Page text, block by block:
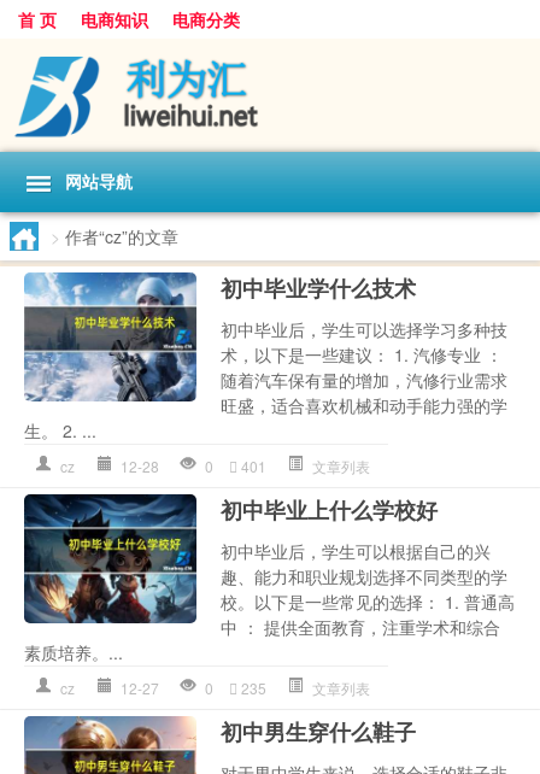
首 页 电商知识 电商分类
网站导航
> 作者“cz”的文章
初中毕业学什么技术
初中毕业后，学生可以选择学习多种技
术，以下是一些建议： 1. 汽修专业 ：
随着汽车保有量的增加，汽修行业需求
旺盛，适合喜欢机械和动手能力强的学
生。 2. ...
cz 12-28 0 401 文章列表
初中毕业上什么学校好
初中毕业后，学生可以根据自己的兴
趣、能力和职业规划选择不同类型的学
校。以下是一些常见的选择： 1. 普通高
中 ： 提供全面教育，注重学术和综合
素质培养。...
cz 12-27 0 235 文章列表
初中男生穿什么鞋子